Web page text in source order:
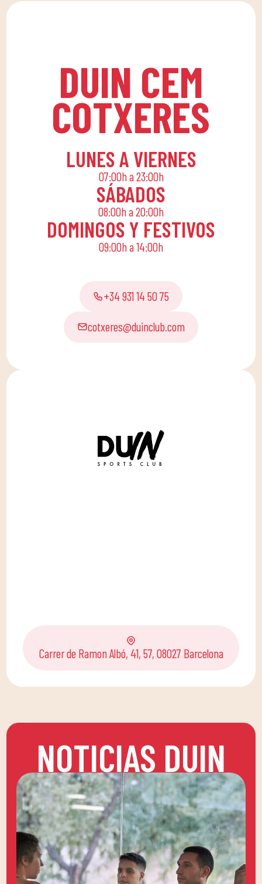
DUIN SPORTS CLUB.
DUIN CEM
COTXERES
LUNES A VIERNES
07:00h a 23:00h
SÁBADOS
08:00h a 20:00h
DOMINGOS Y FESTIVOS
09:00h a 14:00h
+34 931 14 50 75
cotxeres@duinclub.com
Carrer de Ramon Albó, 41, 57, 08027 Barcelona
NOTICIAS DUIN